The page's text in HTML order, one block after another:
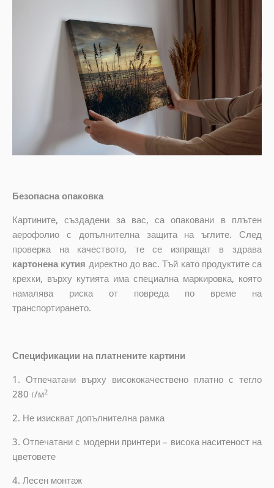
Безопасна опаковка
Картините, създадени за вас, са опаковани в плътен
аерофолио с допълнителна защита на ъглите. След
проверка на качеството, те се изпращат в здрава
картонена кутия директно до вас. Тъй като продуктите са
крехки, върху кутията има специална маркировка, която
намалява риска от повреда по време на
транспортирането.
Спецификации на платнените картини
1. Отпечатани върху висококачествено платно с тегло
280 г/м2
2. Не изискват допълнителна рамка
3. Отпечатани с модерни принтери – висока наситеност на
цветовете
4. Лесен монтаж